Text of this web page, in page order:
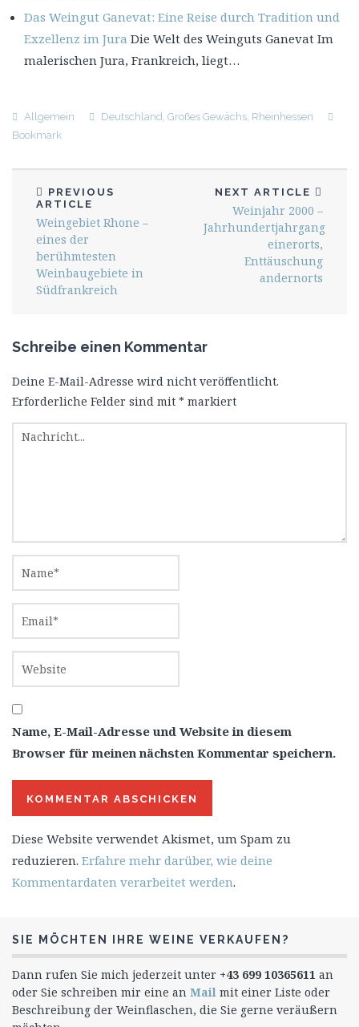
Das Weingut Ganevat: Eine Reise durch Tradition und
Exzellenz im Jura Die Welt des Weinguts Ganevat Im
malerischen Jura, Frankreich, liegt…
Allgemein Deutschland , Großes Gewächs, Rheinhessen
Bookmark
PREVIOUS
ARTICLE
Weingebiet Rhone –
eines der
berühmtesten
Weinbaugebiete in
Südfrankreich
NEXT ARTICLE
Weinjahr 2000 –
Jahrhundertjahrgang
einerorts,
Enttäuschung
andernorts
Schreibe einen Kommentar
Deine E-Mail-Adresse wird nicht veröffentlicht.
Erforderliche Felder sind mit * markiert
Name, E-Mail-Adresse und Website in diesem
Browser für meinen nächsten Kommentar speichern.
Diese Website verwendet Akismet, um Spam zu
reduzieren. Erfahre mehr darüber, wie deine
Kommentardaten verarbeitet werden.
SIE MÖCHTEN IHRE WEINE VERKAUFEN?
Dann rufen Sie mich jederzeit unter +43 699 10365611 an
oder Sie schreiben mir eine an Mail mit einer Liste oder
Beschreibung der Weinflaschen, die Sie gerne veräußern